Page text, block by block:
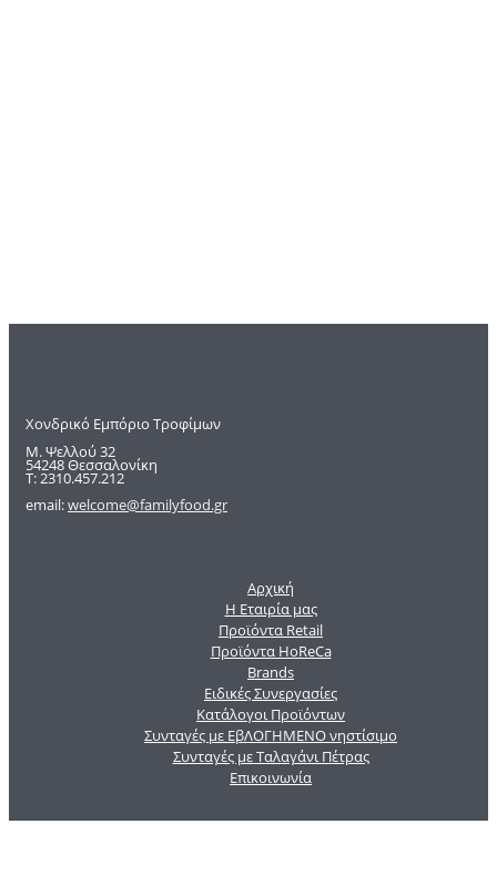
Χονδρικό Εμπόριο Τροφίμων
Μ. Ψελλού 32
54248 Θεσσαλονίκη
Τ: 2310.457.212
email:welcome@familyfood.gr
Αρχική
Η Εταιρία μας
Προϊόντα Retail
Προϊόντα HoReCa
Brands
Ειδικές Συνεργασίες
Κατάλογοι Προϊόντων
Συνταγές με ΕβΛΟΓΗΜΕΝΟ νηστίσιμο
Συνταγές με Ταλαγάνι Πέτρας
Επικοινωνία